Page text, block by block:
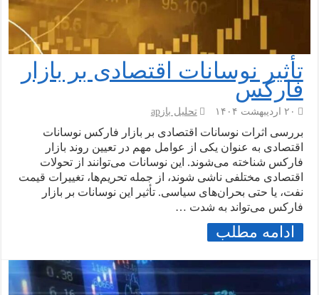
تأثیر نوسانات اقتصادی بر بازار
فارکس
۲۰ اردیبهشت ۱۴۰۴ تحلیل بازар
بررسی اثرات نوسانات اقتصادی بر بازار فارکس نوسانات
اقتصادی به عنوان یکی از عوامل مهم در تعیین روند بازار
فارکس شناخته می‌شوند. این نوسانات می‌توانند از تحولات
اقتصادی مختلفی ناشی شوند، از جمله تحریم‌ها، تغییرات قیمت
نفت، یا حتی بحران‌های سیاسی. تأثیر این نوسانات بر بازار
فارکس می‌تواند به شدت …
ادامه مطلب